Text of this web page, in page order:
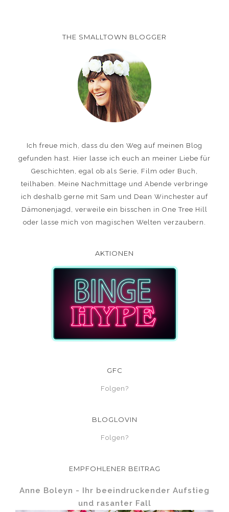
THE SMALLTOWN BLOGGER
Ich freue mich, dass du den Weg auf meinen Blog
gefunden hast. Hier lasse ich euch an meiner Liebe für
Geschichten, egal ob als Serie, Film oder Buch,
teilhaben. Meine Nachmittage und Abende verbringe
ich deshalb gerne mit Sam und Dean Winchester auf
Dämonenjagd, verweile ein bisschen in One Tree Hill
oder lasse mich von magischen Welten verzaubern.
AKTIONEN
GFC
Folgen?
BLOGLOVIN
Folgen?
EMPFOHLENER BEITRAG
Anne Boleyn - Ihr beeindruckender Aufstieg
und rasanter Fall